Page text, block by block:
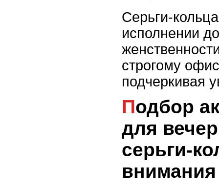
Серьги-
исполнении
строгому
подчеркивая
Подбор аксессуаров
для
серьги-
внимания